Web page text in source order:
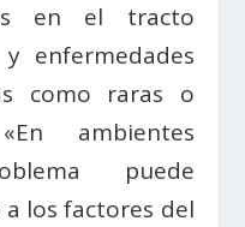
en el tracto
enfermedades
como raras o
ambientes
puede
los factores del